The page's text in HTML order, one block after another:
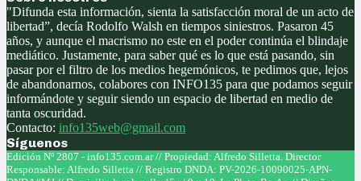
"Difunda esta información, sienta la satisfacción moral de un acto de
libertad”, decía Rodolfo Walsh en tiempos siniestros. Pasaron 45
años, y aunque el macrismo no este en el poder continúa el blindaje
mediático. Justamente, para saber qué es lo que está pasando, sin
pasar por el filtro de los medios hegemónicos, te pedimos que, lejos
de abandonarnos, colabores con INFO135 para que podamos seguir
informándote y seguir siendo un espacio de libertad en medio de
tanta oscuridad.
Contacto: info135web@gmail.com
Síguenos
Facebook
Twitter
Instagram
Youtube
Edición Nº 2807 - info135.com.ar // Propiedad: Alfredo Silletta. Director
Responsable: Alfredo Silletta // Registro DNDA: PV-2026-10090025-APN-